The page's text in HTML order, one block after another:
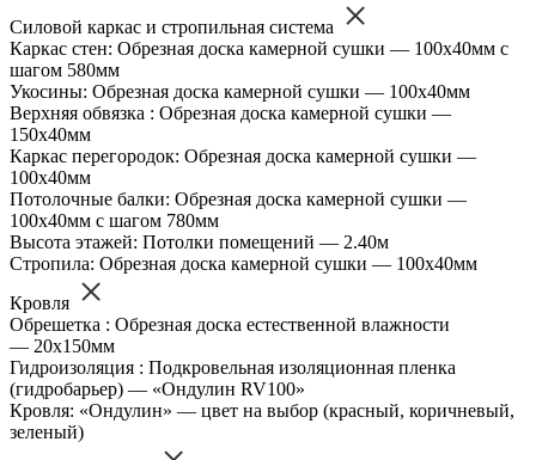
Силовой каркас и стропильная система
Каркас стен: Обрезная доска камерной сушки — 100х40мм с
шагом 580мм
Укосины: Обрезная доска камерной сушки — 100х40мм
Верхняя обвязка : Обрезная доска камерной сушки —
150х40мм
Каркас перегородок: Обрезная доска камерной сушки —
100х40мм
Потолочные балки: Обрезная доска камерной сушки —
100х40мм с шагом 780мм
Высота этажей: Потолки помещений — 2.40м
Стропила: Обрезная доска камерной сушки — 100х40мм
Кровля
Обрешетка : Обрезная доска естественной влажности
— 20х150мм
Гидроизоляция : Подкровельная изоляционная пленка
(гидробарьер) — «Ондулин RV100»
Кровля: «Ондулин» — цвет на выбор (красный, коричневый,
зеленый)